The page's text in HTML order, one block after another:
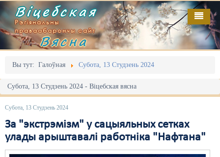
Віцебская
Рэгіянальны
праваабарончы сайт
Вясна
Вы тут: Галоўная Субота, 13 Студзень 2024
Субота, 13 Студзень 2024 - Віцебская вясна
Субота, 13 Студзень 2024
За "экстрэмізм" у сацыяльных сетках
улады арыштавалі работніка "Нафтана"
Галоўная
Адміністрацыйны перасьлед
Акцыі
Выбары
Грамадзянскія ініцыятывы
Выданьні
Відэа
Пра нас
RSS